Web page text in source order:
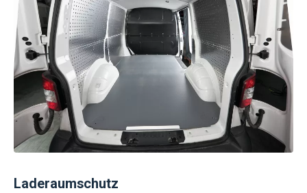
Laderaumschutz